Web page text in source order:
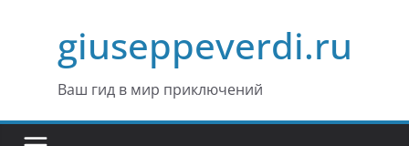
содержимомуgiuseppeverdi.ru
Ваш гид в мир приключений